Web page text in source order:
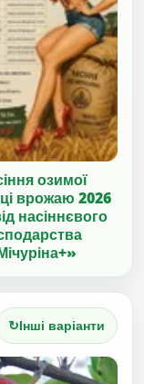
озимої
врожаю 2026
насіннєвого
↻Інші варіанти